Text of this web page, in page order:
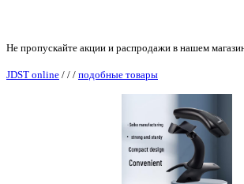
Не пропускайте акции и распродажи в нашем
JDST online / / / подобные товары